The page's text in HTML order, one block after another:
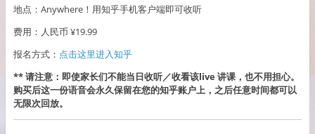
地点：Anywhere！用知乎手机客户端即可收听
费用：人民币 ¥19.99
报名方式： 点击这里进入知乎
** 请注意：即使家长们不能当日收听／收看该live 讲课，也不用担心。
购买后这一份语音会永久保留在您的知乎账户上，之后任意时间都可以
无限次回放。